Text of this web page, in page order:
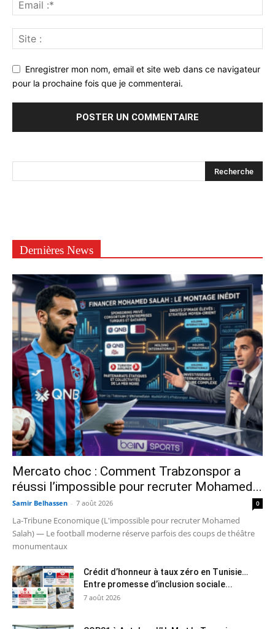
Enregistrer mon nom, email et site web dans ce navigateur
pour la prochaine fois que je commenterai.
Dernières News
Mercato choc : Comment Trabzonspor a
réussi l’impossible pour recruter Mohamed...
Samir Belhassen - 7 août 2026 0
La-Tribune Economique (L'impossible pour recruter Mohamed
Salah) — Le football moderne réserve parfois des coups de théâtre
monumentaux
Crédit d’honneur à taux zéro en Tunisie…
Entre promesse d’inclusion sociale...
7 août 2026